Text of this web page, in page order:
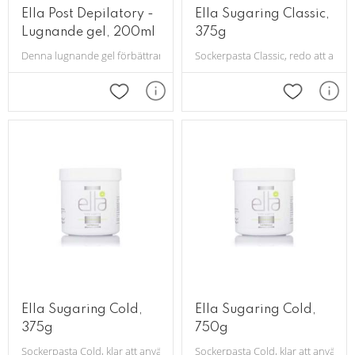
Ella Post Depilatory -
Lugnande gel, 200ml
Denna lugnande gel förbättrar tillståndet i huden efter en
Lägg till i favoriter
Ella Sugaring Classic,
375g
Sockerpasta Classic, redo att
Lägg till i
Ella Sugaring Cold,
375g
Sockerpasta Cold, klar att användas utan uppvärmning.
Ella Sugaring Cold,
750g
Sockerpasta Cold, klar att